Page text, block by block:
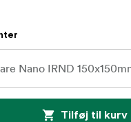
Tilføj til kurv